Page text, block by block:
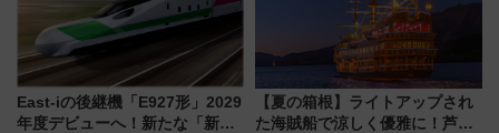
East-iの後継機「E927形」2029
年度デビューへ！新たな「新幹
【夏の箱根】ライトアップされ
た海賊船で涼しく優雅に！芦ノ